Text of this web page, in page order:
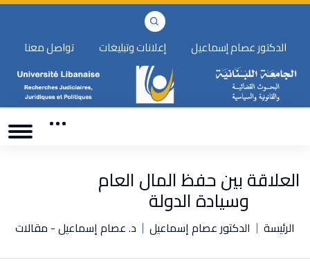
الدكتور عصام إسماعيل إعلانات وتبليغات تواصل معنا
العلاقة بين حفظ المال العام
وسيادة الدولة
الرئيسة الدكتور عصام إسماعيل د. عصام إسماعيل - مقالات